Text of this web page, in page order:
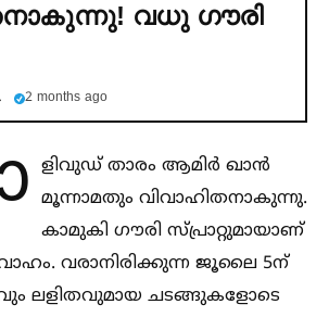
വധു ഗൗരി
2 months ago
ളിവുഡ് താരം ആമിർ ഖാൻ
മൂന്നാമതും വിവാഹിതനാകുന്നു.
കാമുകി ഗൗരി സ്പ്രാറ്റുമായാണ്
വരാനിരിക്കുന്ന ജൂലൈ 5ന്
ലളിതവുമായ ചടങ്ങുകളോടെ